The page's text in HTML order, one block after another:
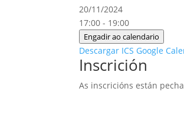
20/11/2024
17:00 - 19:00
Engadir ao calendario
Descargar ICS Google
Inscrición
As inscricións están